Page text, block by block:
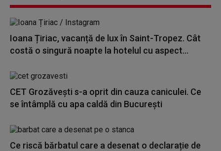
Ioana Țiriac, vacanță de lux în Saint-Tropez. Cât
costă o singură noapte la hotelul cu aspect...
CET Grozăvești s-a oprit din cauza caniculei. Ce
se întâmplă cu apa caldă din București
Ce riscă bărbatul care a desenat o declarație de